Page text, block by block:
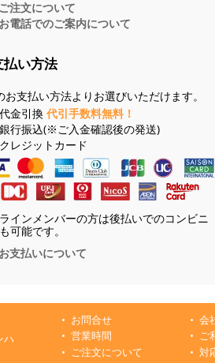
ご注文について
お電話でのご案内について
払い方法
お支払い方法よりお選びいただけます。
代金引換 代引手数料無料！
銀行振込(※ご入金確認後の発送)
クレジットカード
インメンバーの方は後払いでのコンビニ
可能です。
お支払いについて
ハ
お問合せ 会
営業時間
ご
ご注文について
対